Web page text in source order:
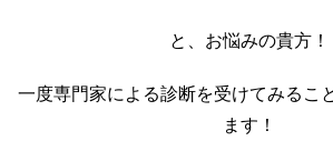
と、お悩みの貴方！
一度専門家による診断を受けてみるこ
ます！